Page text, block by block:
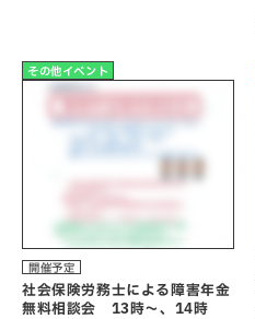
その他イベント
開催予定
社会保険労務士による障害年金
無料相談会 13時～、14時